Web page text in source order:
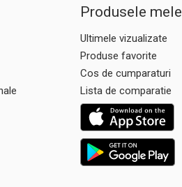
Produsele mele
Ultimele vizualizate
Produse favorite
Cos de cumparaturi
Lista de comparatie